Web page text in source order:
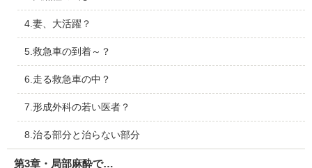
4.妻、大活躍？
5.救急車の到着～？
6.走る救急車の中？
7.形成外科の若い医者？
8.治る部分と治らない部分
第3章・局部麻酔で…